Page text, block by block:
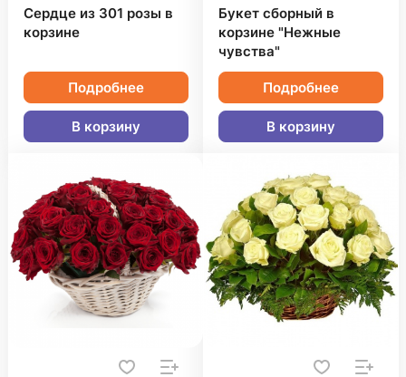
Сердце из 301 розы в
корзине
Подробнее
В корзину
Букет сборный в
корзине "Нежные
чувства"
Подробнее
В корзину